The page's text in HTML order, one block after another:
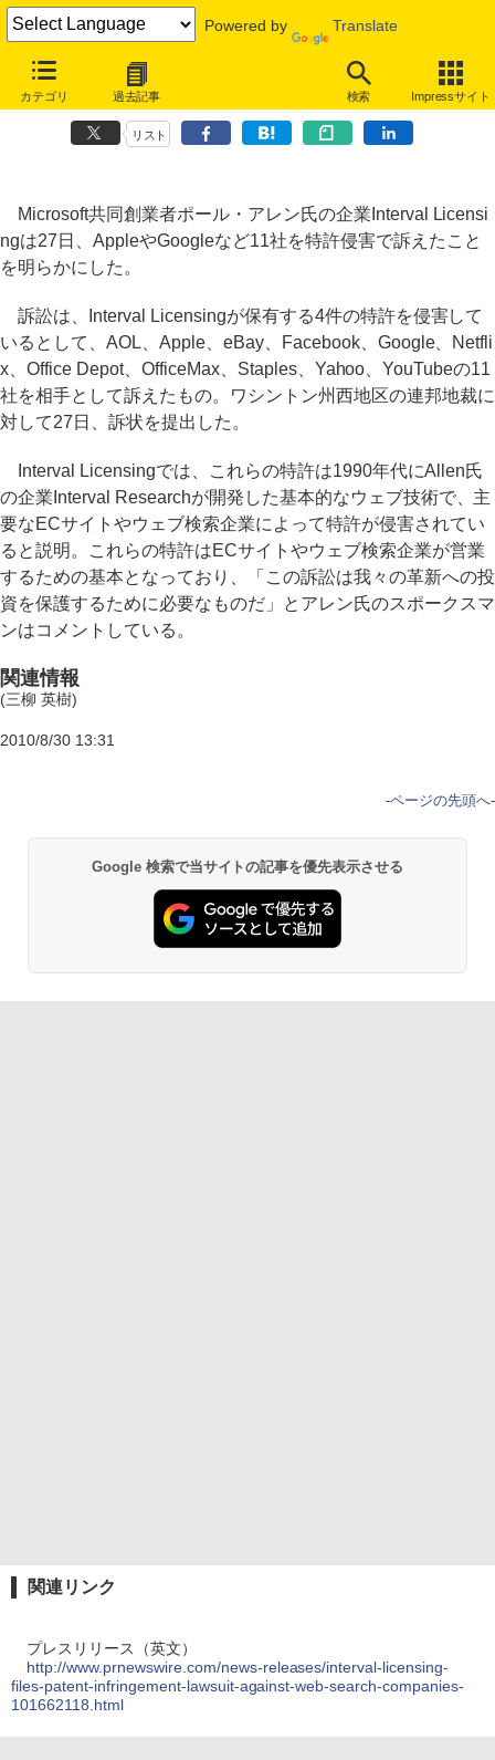
Powered by Translate
カテゴリ 過去記事 検索 Impressサイト
MS共同創業者のポール・アレン氏、AppleやGoogleなど11社を特許
侵害で提訴
リスト
Microsoft共同創業者ポール・アレン氏の企業Interval Licensi
ngは27日、AppleやGoogleなど11社を特許侵害で訴えたこと
を明らかにした。
訴訟は、Interval Licensingが保有する4件の特許を侵害して
いるとして、AOL、Apple、eBay、Facebook、Google、Netfli
x、Office Depot、OfficeMax、Staples、Yahoo、YouTubeの11
社を相手として訴えたもの。ワシントン州西地区の連邦地裁に
対して27日、訴状を提出した。
Interval Licensingでは、これらの特許は1990年代にAllen氏
の企業Interval Researchが開発した基本的なウェブ技術で、主
要なECサイトやウェブ検索企業によって特許が侵害されてい
ると説明。これらの特許はECサイトやウェブ検索企業が営業
するための基本となっており、「この訴訟は我々の革新への投
資を保護するために必要なものだ」とアレン氏のスポークスマ
ンはコメントしている。
関連情報
(三柳 英樹)
2010/8/30 13:31
-ページの先頭へ-
Google 検索で当サイトの記事を優先表示させる
関連リンク
プレスリリース（英文）
http://www.prnewswire.com/news-releases/interval-licensing-
files-patent-infringement-lawsuit-against-web-search-companies-
101662118.html